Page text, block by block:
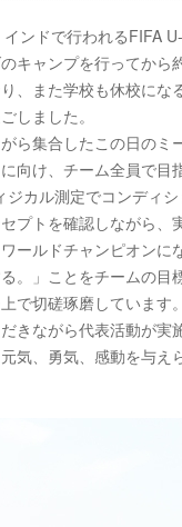
ンドで行われるFIFA
キャンプを行ってか
、また学校も休校に
しました。
ら集合したこの日の
向け、チーム全員で目
カル測定でコンディ
プトを確認しながら
ールドチャンピオン
。」ことをチームの
で切磋琢磨しています。
きながら代表活動が
気、勇気、感動を与